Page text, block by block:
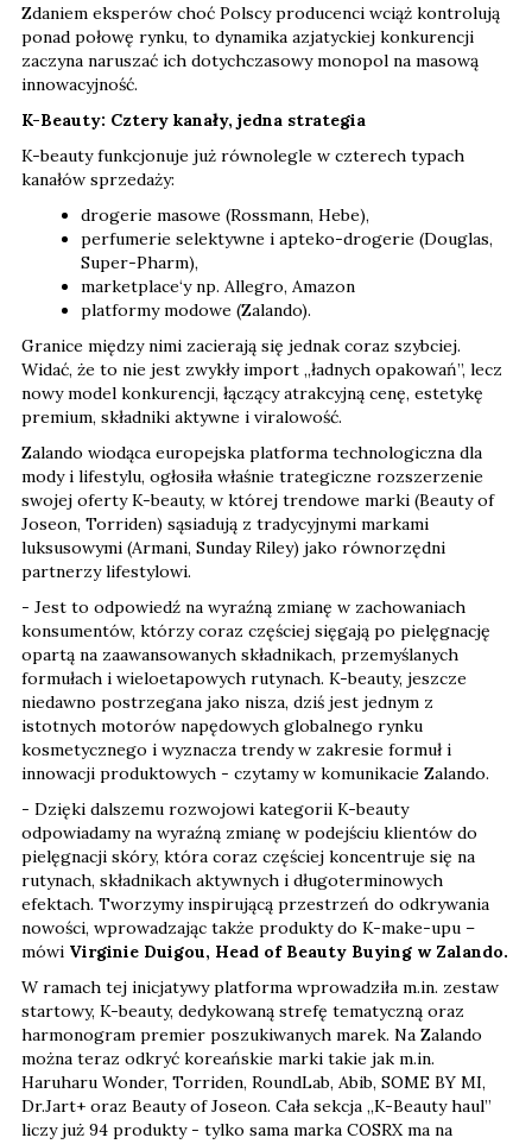
Zdaniem eksperów choć Polscy producenci wciąż kontrolują
ponad połowę rynku, to dynamika azjatyckiej konkurencji
zaczyna naruszać ich dotychczasowy monopol na masową
innowacyjność.
K-Beauty: Cztery kanały, jedna strategia
K-beauty funkcjonuje już równolegle w czterech typach
kanałów sprzedaży:
drogerie masowe (Rossmann, Hebe),
perfumerie selektywne i apteko-drogerie (Douglas,
Super-Pharm),
marketplace‘y np. Allegro, Amazon
platformy modowe (Zalando).
Granice między nimi zacierają się jednak coraz szybciej.
Widać, że to nie jest zwykły import „ładnych opakowań”, lecz
nowy model konkurencji, łączący atrakcyjną cenę, estetykę
premium, składniki aktywne i viralowość.
Zalando wiodąca europejska platforma technologiczna dla
mody i lifestylu, ogłosiła właśnie trategiczne rozszerzenie
swojej oferty K-beauty, w której trendowe marki (Beauty of
Joseon, Torriden) sąsiadują z tradycyjnymi markami
luksusowymi (Armani, Sunday Riley) jako równorzędni
partnerzy lifestylowi.
- Jest to odpowiedź na wyraźną zmianę w zachowaniach
konsumentów, którzy coraz częściej sięgają po pielęgnację
opartą na zaawansowanych składnikach, przemyślanych
formułach i wieloetapowych rutynach. K-beauty, jeszcze
niedawno postrzegana jako nisza, dziś jest jednym z
istotnych motorów napędowych globalnego rynku
kosmetycznego i wyznacza trendy w zakresie formuł i
innowacji produktowych - czytamy w komunikacie Zalando.
- Dzięki dalszemu rozwojowi kategorii K-beauty
odpowiadamy na wyraźną zmianę w podejściu klientów do
pielęgnacji skóry, która coraz częściej koncentruje się na
rutynach, składnikach aktywnych i długoterminowych
efektach. Tworzymy inspirującą przestrzeń do odkrywania
nowości, wprowadzając także produkty do K-make-upu –
mówi Virginie Duigou, Head of Beauty Buying w Zalando.
W ramach tej inicjatywy platforma wprowadziła m.in. zestaw
startowy, K-beauty, dedykowaną strefę tematyczną oraz
harmonogram premier poszukiwanych marek. Na Zalando
można teraz odkryć koreańskie marki takie jak m.in.
Haruharu Wonder, Torriden, RoundLab, Abib, SOME BY MI,
Dr.Jart+ oraz Beauty of Joseon. Cała sekcja „K-Beauty haul”
liczy już 94 produkty - tylko sama marka COSRX ma na